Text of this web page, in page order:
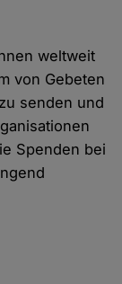
weltweit
von Gebeten
senden und
Spenden bei